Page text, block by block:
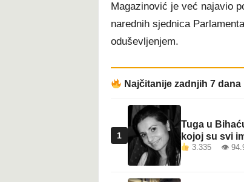
Magazinović je već najavio
narednih sjednica
oduševljenjem.
Najčitanije zadnjih 7 dana
1
Tuga u
kojoj su svi
3.335 👁